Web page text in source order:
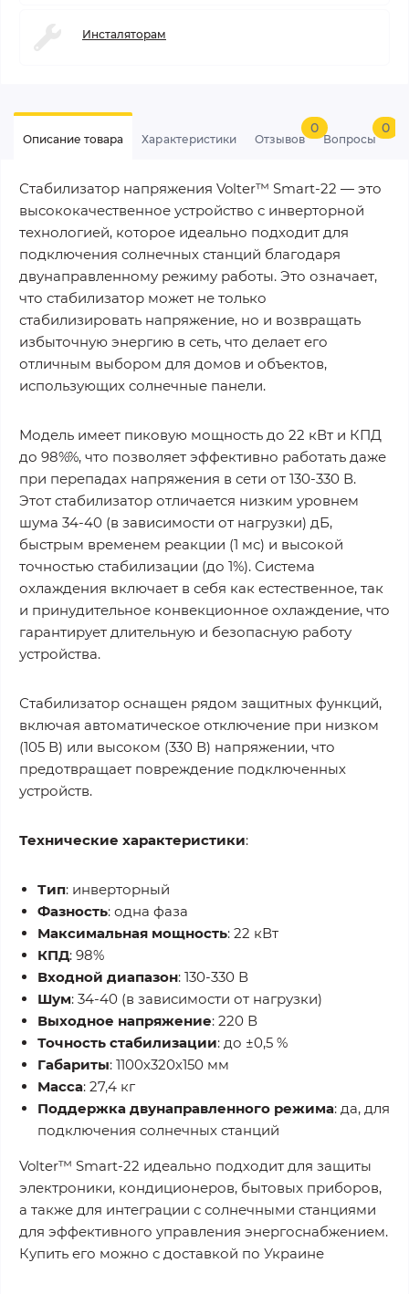
Инсталяторам
Описание товара Характеристики Отзывов
0
Вопросы
0
Стабилизатор напряжения Volter™ Smart-22 — это
высококачественное устройство с инверторной
технологией, которое идеально подходит для
подключения солнечных станций благодаря
двунаправленному режиму работы. Это означает,
что стабилизатор может не только
стабилизировать напряжение, но и возвращать
избыточную энергию в сеть, что делает его
отличным выбором для домов и объектов,
использующих солнечные панели.
Модель имеет пиковую мощность до 22 кВт и КПД
до 98%%, что позволяет эффективно работать даже
при перепадах напряжения в сети от 130-330 В.
Этот стабилизатор отличается низким уровнем
шума 34-40 (в зависимости от нагрузки) дБ,
быстрым временем реакции (1 мс) и высокой
точностью стабилизации (до 1%). Система
охлаждения включает в себя как естественное, так
и принудительное конвекционное охлаждение, что
гарантирует длительную и безопасную работу
устройства.
Стабилизатор оснащен рядом защитных функций,
включая автоматическое отключение при низком
(105 В) или высоком (330 В) напряжении, что
предотвращает повреждение подключенных
устройств.
Технические характеристики:
Тип: инверторный
Фазность: одна фаза
Максимальная мощность: 22 кВт
КПД: 98%
Входной диапазон: 130-330 В
Шум: 34-40 (в зависимости от нагрузки)
Выходное напряжение: 220 В
Точность стабилизации: до ±0,5 %
Габариты: 1100х320х150 мм
Масса: 27,4 кг
Поддержка двунаправленного режима: да, для
подключения солнечных станций
Volter™ Smart-22 идеально подходит для защиты
электроники, кондиционеров, бытовых приборов,
а также для интеграции с солнечными станциями
для эффективного управления энергоснабжением.
Купить его можно с доставкой по Украине